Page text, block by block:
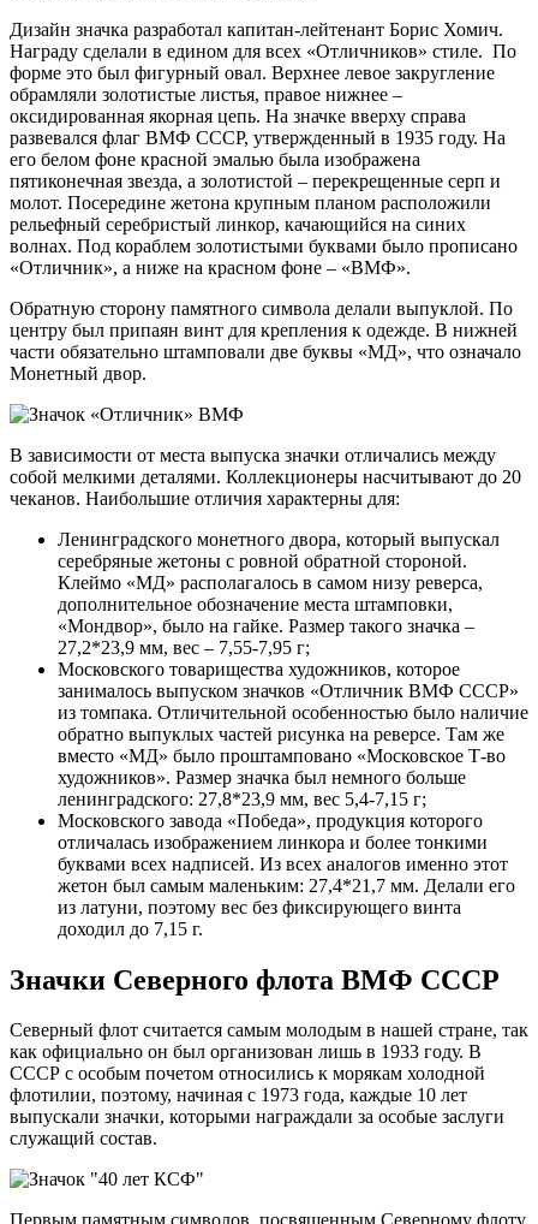
Дизайн значка разработал капитан-лейтенант Борис Хомич.
Награду сделали в едином для всех «Отличников» стиле. По
форме это был фигурный овал. Верхнее левое закругление
обрамляли золотистые листья, правое нижнее –
оксидированная якорная цепь. На значке вверху справа
развевался флаг ВМФ СССР, утвержденный в 1935 году. На
его белом фоне красной эмалью была изображена
пятиконечная звезда, а золотистой – перекрещенные серп и
молот. Посередине жетона крупным планом расположили
рельефный серебристый линкор, качающийся на синих
волнах. Под кораблем золотистыми буквами было прописано
«Отличник», а ниже на красном фоне – «ВМФ».
Обратную сторону памятного символа делали выпуклой. По
центру был припаян винт для крепления к одежде. В нижней
части обязательно штамповали две буквы «МД», что означало
Монетный двор.
В зависимости от места выпуска значки отличались между
собой мелкими деталями. Коллекционеры насчитывают до 20
чеканов. Наибольшие отличия характерны для:
Ленинградского монетного двора, который выпускал
серебряные жетоны с ровной обратной стороной.
Клеймо «МД» располагалось в самом низу реверса,
дополнительное обозначение места штамповки,
«Мондвор», было на гайке. Размер такого значка –
27,2*23,9 мм, вес – 7,55-7,95 г;
Московского товарищества художников, которое
занималось выпуском значков «Отличник ВМФ СССР»
из томпака. Отличительной особенностью было наличие
обратно выпуклых частей рисунка на реверсе. Там же
вместо «МД» было проштамповано «Московское Т-во
художников». Размер значка был немного больше
ленинградского: 27,8*23,9 мм, вес 5,4-7,15 г;
Московского завода «Победа», продукция которого
отличалась изображением линкора и более тонкими
буквами всех надписей. Из всех аналогов именно этот
жетон был самым маленьким: 27,4*21,7 мм. Делали его
из латуни, поэтому вес без фиксирующего винта
доходил до 7,15 г.
Значки Северного флота ВМФ СССР
Северный флот считается самым молодым в нашей стране, так
как официально он был организован лишь в 1933 году. В
СССР с особым почетом относились к морякам холодной
флотилии, поэтому, начиная с 1973 года, каждые 10 лет
выпускали значки, которыми награждали за особые заслуги
служащий состав.